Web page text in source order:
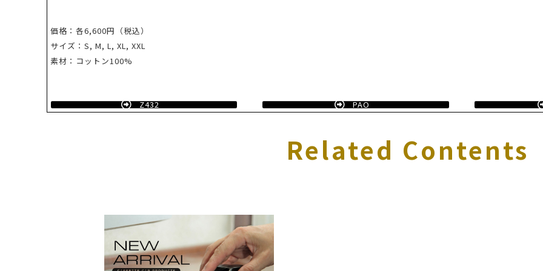
価格：各6,600円（税込）
サイズ：S, M, L, XL, XXL
素材：コットン100%
Z432 PAO
Related Contents